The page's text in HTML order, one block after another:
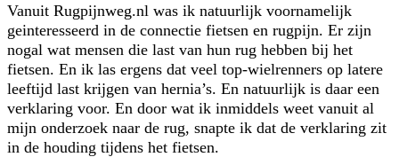
Vanuit Rugpijnweg.nl was ik natuurlijk voornamelijk
geinteresseerd in de connectie fietsen en rugpijn. Er zijn
nogal wat mensen die last van hun rug hebben bij het
fietsen. En ik las ergens dat veel top-wielrenners op latere
leeftijd last krijgen van hernia’s. En natuurlijk is daar een
verklaring voor. En door wat ik inmiddels weet vanuit al
mijn onderzoek naar de rug, snapte ik dat de verklaring zit
in de houding tijdens het fietsen.